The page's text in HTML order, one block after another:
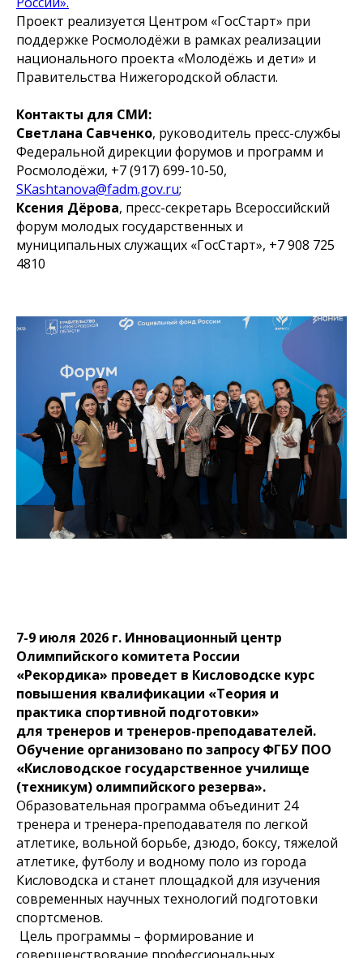
Проект реализуется Центром «ГосСтарт» при
поддержке Росмолодёжи в рамках реализации
национального проекта «Молодёжь и дети» и
Правительства Нижегородской области.
Контакты для СМИ:
Светлана Савченко, руководитель пресс-службы
Федеральной дирекции форумов и программ и
Росмолодёжи, +7 (917) 699-10-50,
SKashtanova@fadm.gov.ru;
Ксения Дёрова, пресс-секретарь Всероссийский
форум молодых государственных и
муниципальных служащих «ГосСтарт», +7 908 725
4810
7-9 июля 2026 г. Инновационный центр
Олимпийского комитета России
«Рекордика» проведет в Кисловодске курс
повышения квалификации «Теория и
практика спортивной подготовки»
для тренеров и тренеров-преподавателей.
Обучение организовано по запросу ФГБУ ПОО
«Кисловодское государственное училище
(техникум) олимпийского резерва».
Образовательная программа объединит 24
тренера и тренера-преподавателя по легкой
атлетике, вольной борьбе, дзюдо, боксу, тяжелой
атлетике, футболу и водному поло из города
Кисловодска и станет площадкой для изучения
современных научных технологий подготовки
спортсменов.
Цель программы – формирование и